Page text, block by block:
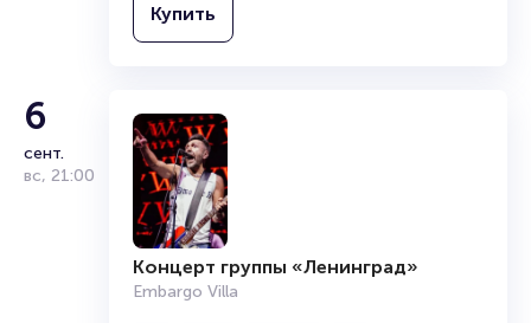
Купить
6
сент.
вс, 21:00
Концерт группы «Ленинград»
Embargo Villa